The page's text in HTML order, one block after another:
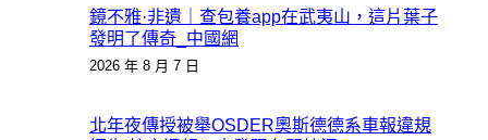
鏡不雅·非遺｜查包養app在武夷山，這片葉子
發明了傳奇_中國網
2026 年 8 月 7 日
北年夜傳授被舉OSDER奧斯德德系車報違規